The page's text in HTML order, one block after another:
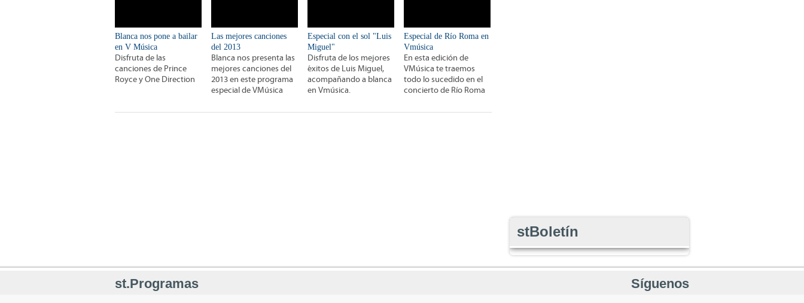
Blanca nos pone a bailar
en V Música
Disfruta de las
canciones de Prince
Royce y One Direction
Las mejores canciones
del 2013
Blanca nos presenta las
mejores canciones del
2013 en este programa
especial de VMúsica
Especial con el sol "Luis
Miguel"
Disfruta de los mejores
éxitos de Luis Miguel,
acompañando a blanca
en Vmúsica.
Especial de Río Roma en
Vmúsica
En esta edición de
VMúsica te traemos
todo lo sucedido en el
concierto de Río Roma
stBoletín
st.Programas Síguenos